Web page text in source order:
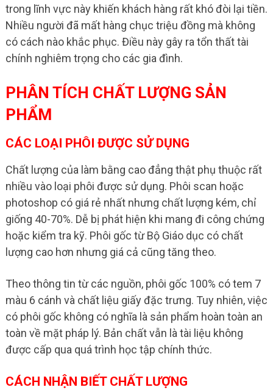
trong lĩnh vực này khiến khách hàng rất khó đòi lại tiền.
Nhiều người đã mất hàng chục triệu đồng mà không
có cách nào khắc phục. Điều này gây ra tổn thất tài
chính nghiêm trọng cho các gia đình.
PHÂN TÍCH CHẤT LƯỢNG SẢN
PHẨM
CÁC LOẠI PHÔI ĐƯỢC SỬ DỤNG
Chất lượng của làm bằng cao đẳng thật phụ thuộc rất
nhiều vào loại phôi được sử dụng. Phôi scan hoặc
photoshop có giá rẻ nhất nhưng chất lượng kém, chỉ
giống 40-70%. Dễ bị phát hiện khi mang đi công chứng
hoặc kiểm tra kỹ. Phôi gốc từ Bộ Giáo dục có chất
lượng cao hơn nhưng giá cả cũng tăng theo.
Theo thông tin từ các nguồn, phôi gốc 100% có tem 7
màu 6 cánh và chất liệu giấy đặc trưng. Tuy nhiên, việc
có phôi gốc không có nghĩa là sản phẩm hoàn toàn an
toàn về mặt pháp lý. Bản chất vẫn là tài liệu không
được cấp qua quá trình học tập chính thức.
CÁCH NHẬN BIẾT CHẤT LƯỢNG